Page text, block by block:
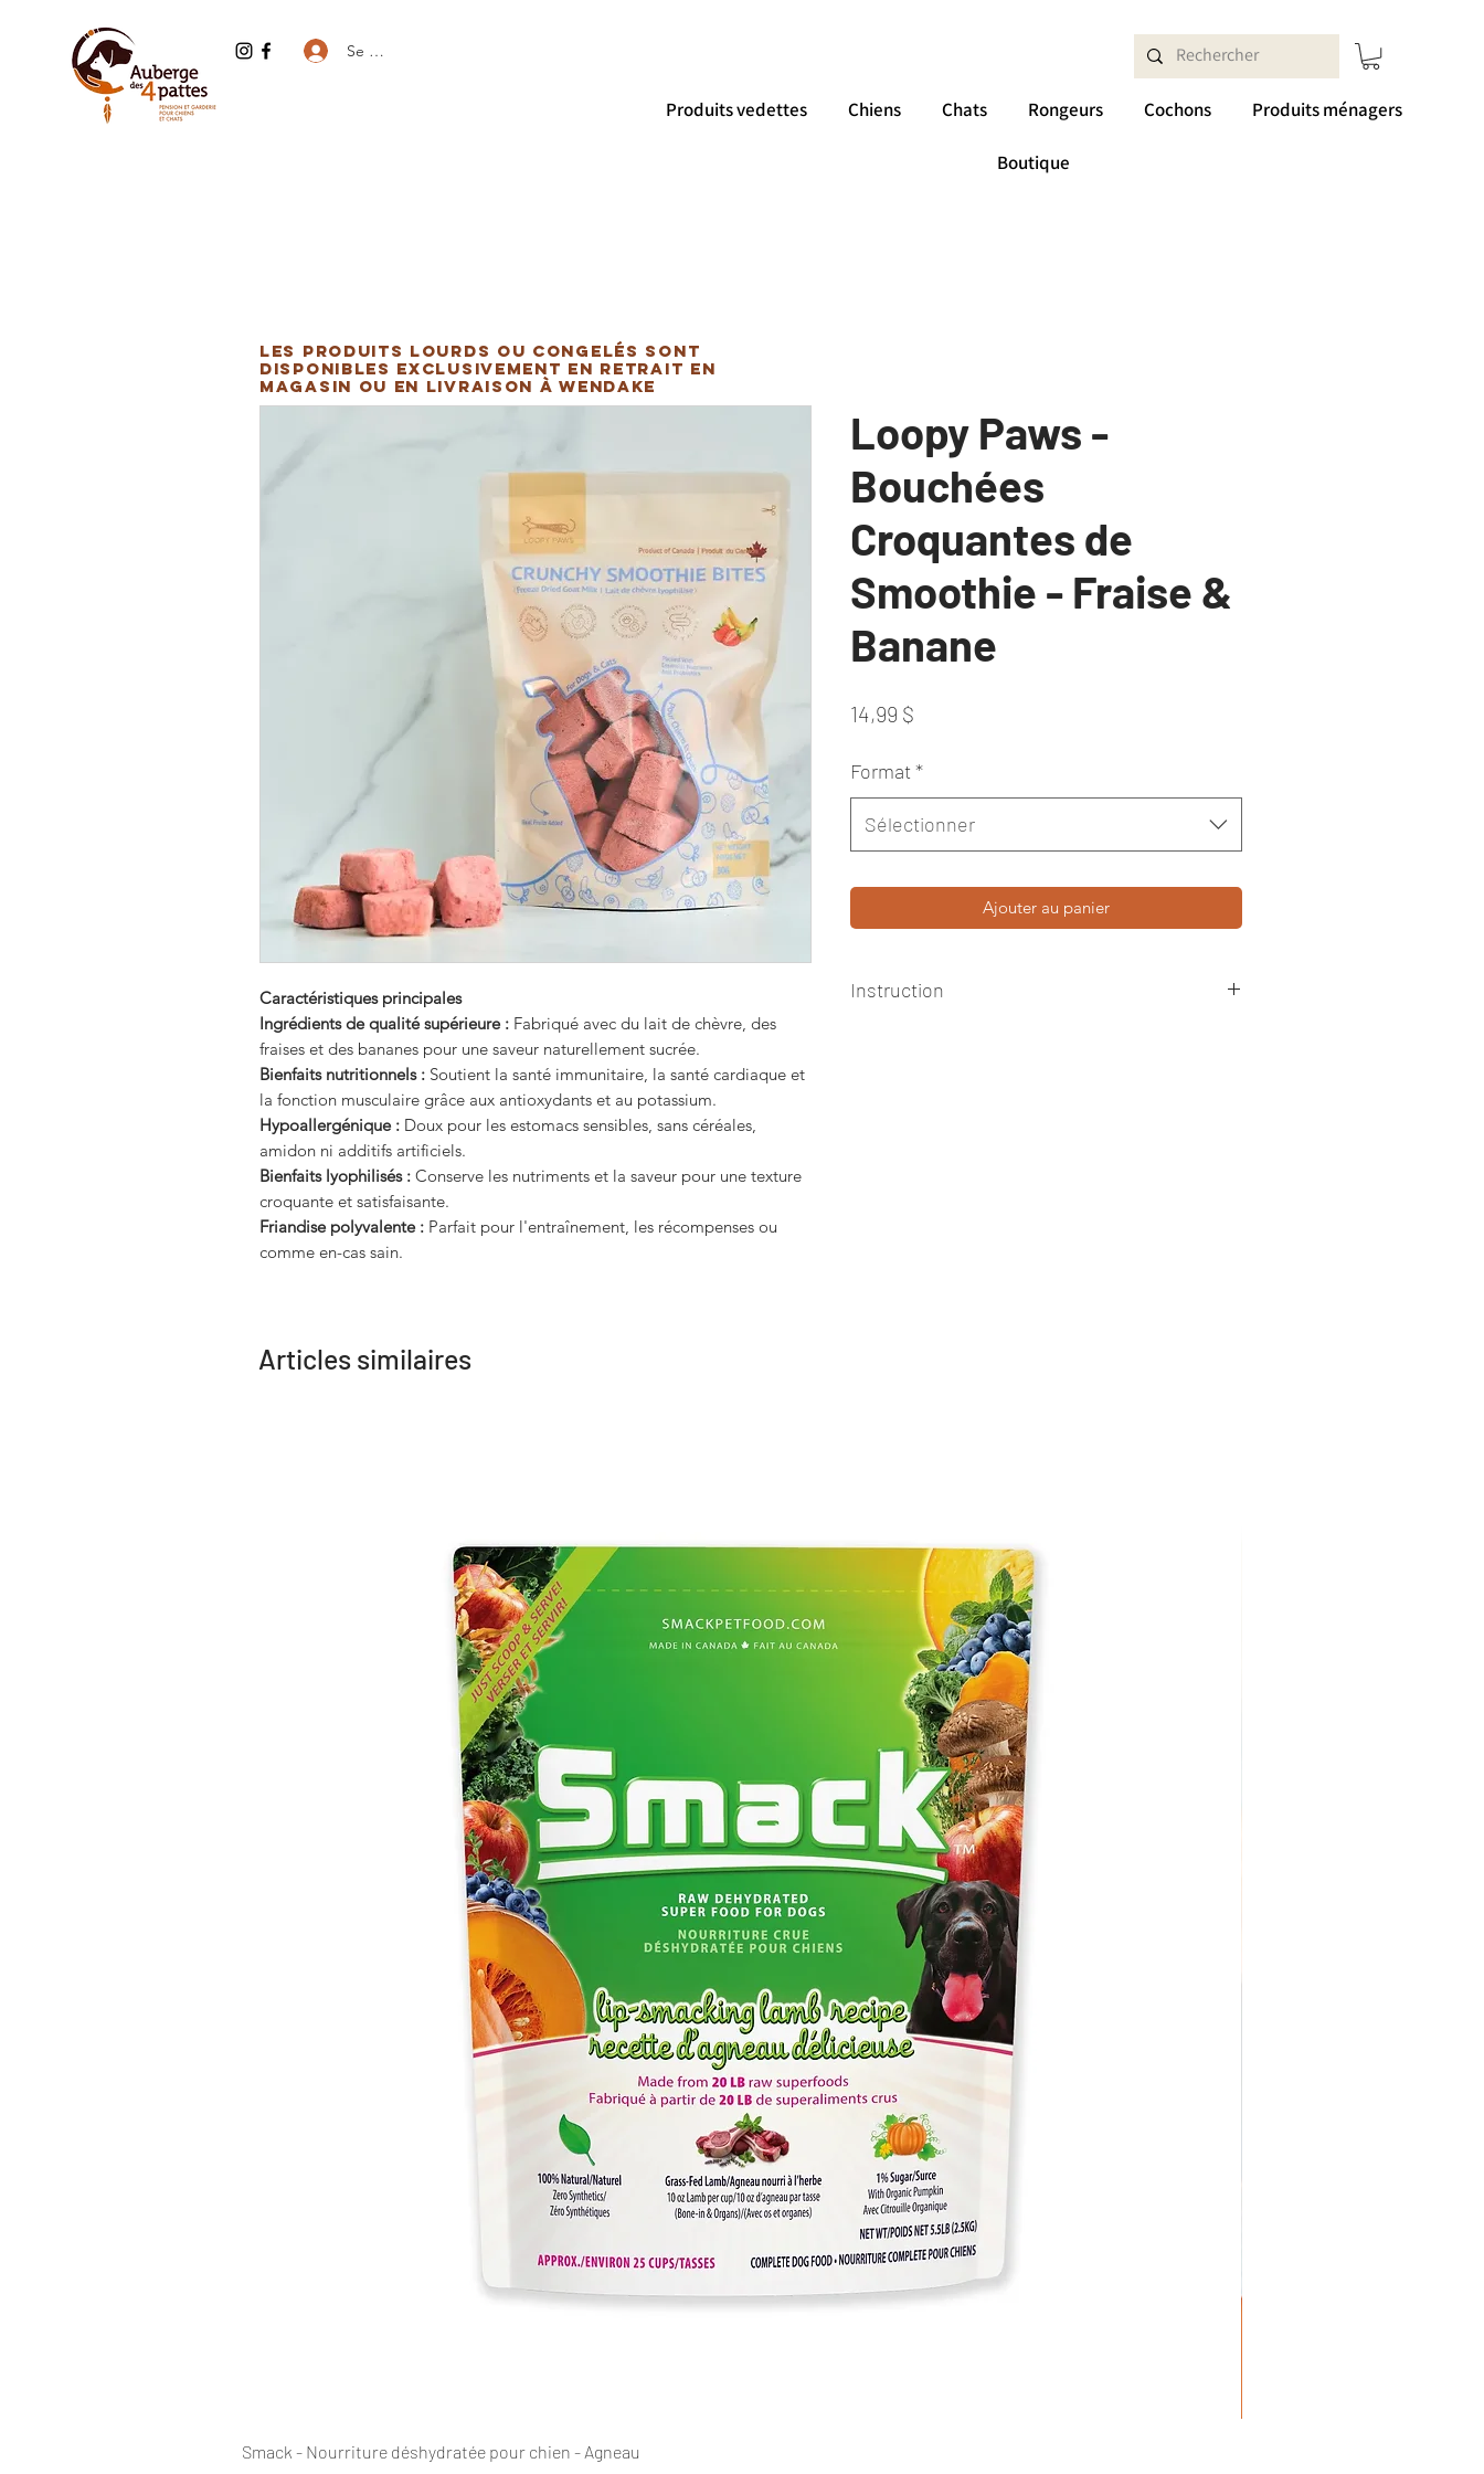
Se connecter
Produits vedettes Chiens Chats Rongeurs Cochons Produits ménagers
Boutique
Les produits lourds ou congelés sont
disponibles exclusivement en retrait en
magasin ou en livraison à Wendake
Caractéristiques principales
Ingrédients de qualité supérieure : Fabriqué avec du lait de chèvre, des
fraises et des bananes pour une saveur naturellement sucrée.
Bienfaits nutritionnels : Soutient la santé immunitaire, la santé cardiaque et
la fonction musculaire grâce aux antioxydants et au potassium.
Hypoallergénique : Doux pour les estomacs sensibles, sans céréales,
amidon ni additifs artificiels.
Bienfaits lyophilisés : Conserve les nutriments et la saveur pour une texture
croquante et satisfaisante.
Friandise polyvalente : Parfait pour l'entraînement, les récompenses ou
comme en-cas sain.
Loopy Paws -
Bouchées
Croquantes de
Smoothie - Fraise &
Banane
14,99 $
Format*
Sélectionner
Ajouter au panier
Instruction
Articles similaires
Smack - Nourriture déshydratée pour chien - Agneau